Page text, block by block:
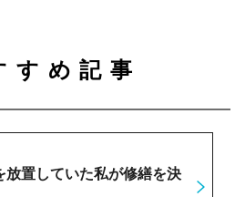
すめ記事
放置していた私が修繕を決